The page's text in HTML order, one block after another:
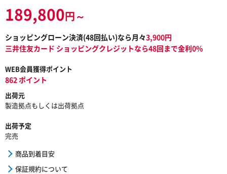
189,800円～
ショッピングローン決済(48回払い)なら月々3,900円
三井住友カード ショッピングクレジットなら48回まで金利0%
WEB会員獲得ポイント
862 ポイント
出荷元
製造拠点もしくは出荷拠点
出荷予定
完売
商品到着目安
保証規約について